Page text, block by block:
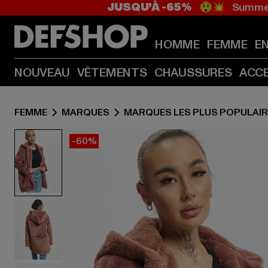
JUSQU’À -65% 😲💥
HOMME FEMME
NOUVEAU VÊTEMENTS CHAUSSURES
FEMME MARQUES MARQUES LES PLUS
-60%